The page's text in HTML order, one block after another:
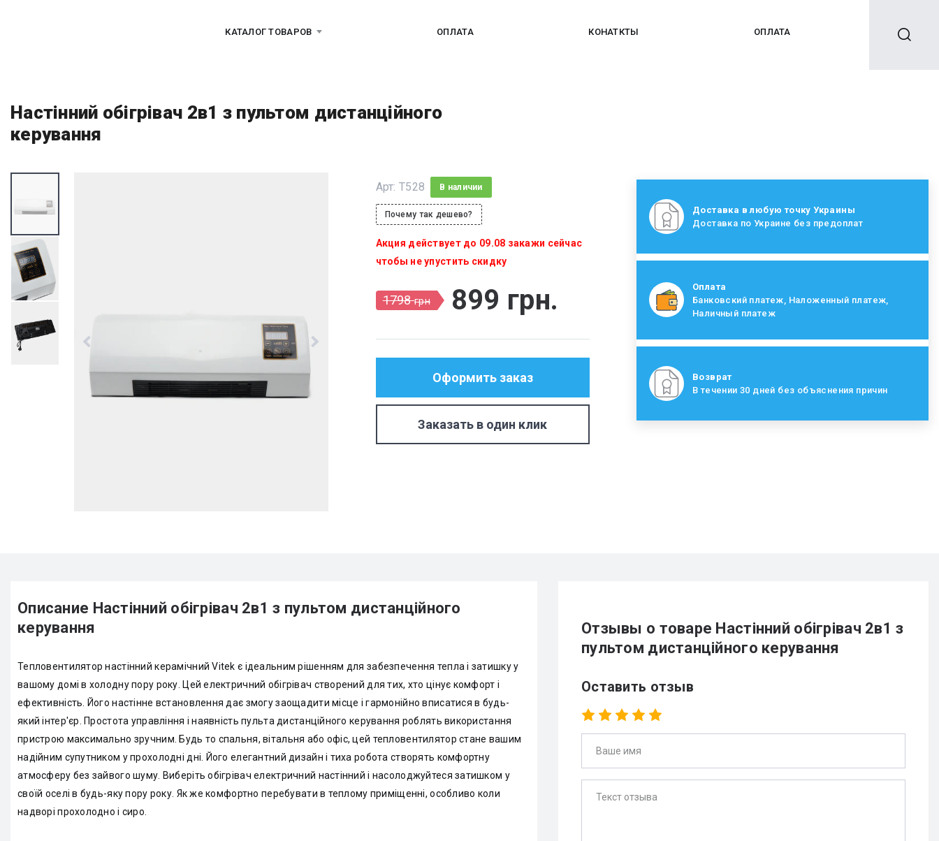
КАТАЛОГ ТОВАРОВ ОПЛАТА КОНАТКТЫ ОПЛАТА
Настінний обігрівач 2в1 з пультом дистанційного
керування
Арт:T528 В наличии
Почему так дешево?
Акция действует до 09.08 закажи сейчас
чтобы не упустить скидку
1798грн 899 грн.
Оформить заказ
Заказать в один клик
Доставка в любую точку Украины
Доставка по Украине без предоплат
Оплата
Банковский платеж, Наложенный платеж,
Наличный платеж
Возврат
В течении 30 дней без объяснения причин
Описание Настінний обігрівач 2в1 з пультом дистанційного
керування
Тепловентилятор настінний керамічний Vitek є ідеальним рішенням для забезпечення тепла і затишку у
вашому домі в холодну пору року. Цей електричний обігрівач створений для тих, хто цінує комфорт і
ефективність. Його настінне встановлення дає змогу заощадити місце і гармонійно вписатися в будь-
який інтер'єр. Простота управління і наявність пульта дистанційного керування роблять використання
пристрою максимально зручним. Будь то спальня, вітальня або офіс, цей тепловентилятор стане вашим
надійним супутником у прохолодні дні. Його елегантний дизайн і тиха робота створять комфортну
атмосферу без зайвого шуму. Виберіть обігрівач електричний настінний і насолоджуйтеся затишком у
своїй оселі в будь-яку пору року. Як же комфортно перебувати в теплому приміщенні, особливо коли
надворі прохолодно і сиро.
Отзывы о товаре Настінний обігрівач 2в1 з
пультом дистанційного керування
Оставить отзыв